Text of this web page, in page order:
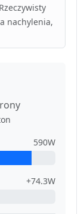
nachylenia,
590W
+74.3W